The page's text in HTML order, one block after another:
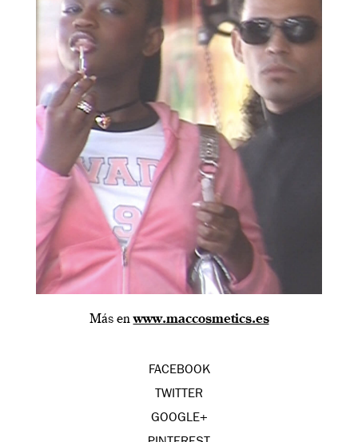
Más enwww.maccosmetics.es
FACEBOOK
TWITTER
GOOGLE+